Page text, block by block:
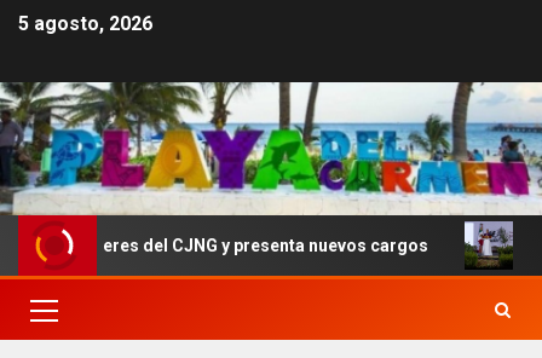
5 agosto, 2026
líderes del CJNG y presenta nuevos cargos